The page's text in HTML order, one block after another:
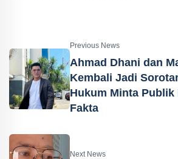
Previous News
Ahmad Dhani dan
Kembali Jadi
Hukum Minta Publik
Fakta
Next News